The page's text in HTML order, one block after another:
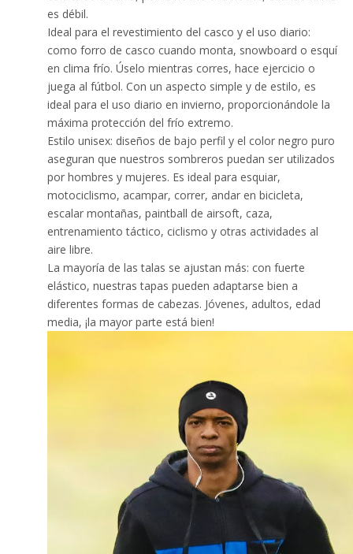
es débil.
Ideal para el revestimiento del casco y el uso diario:
como forro de casco cuando monta, snowboard o esquí
en clima frío. Úselo mientras corres, hace ejercicio o
juega al fútbol. Con un aspecto simple y de estilo, es
ideal para el uso diario en invierno, proporcionándole la
máxima protección del frío extremo.
Estilo unisex: diseños de bajo perfil y el color negro puro
aseguran que nuestros sombreros puedan ser utilizados
por hombres y mujeres. Es ideal para esquiar,
motociclismo, acampar, correr, andar en bicicleta,
escalar montañas, paintball de airsoft, caza,
entrenamiento táctico, ciclismo y otras actividades al
aire libre.
La mayoría de las talas se ajustan más: con fuerte
elástico, nuestras tapas pueden adaptarse bien a
diferentes formas de cabezas. Jóvenes, adultos, edad
media, ¡la mayor parte está bien!